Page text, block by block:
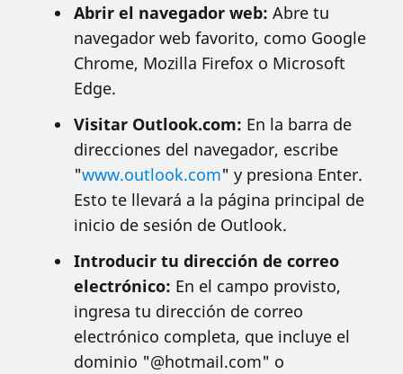
Abrir el navegador web: Abre tu
navegador web favorito, como Google
Chrome, Mozilla Firefox o Microsoft
Edge.
Visitar Outlook.com: En la barra de
direcciones del navegador, escribe
"www.outlook.com" y presiona Enter.
Esto te llevará a la página principal de
inicio de sesión de Outlook.
Introducir tu dirección de correo
electrónico: En el campo provisto,
ingresa tu dirección de correo
electrónico completa, que incluye el
dominio "@hotmail.com" o